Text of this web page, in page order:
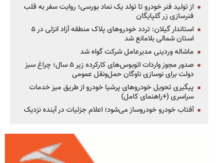
از تولید فنر خودرو تا تولد یک نماد بورسی؛ روایت سفر به قلب
فنرسازی زر گلپایگان
استاندار گیلان: تردد خودروهای پلاک منطقه آزاد انزلی در ۵
استان شمالی بلامانع شد
ماشاله وردینی مدیرعامل شرکت گواه شد
صدور مجوز واردات اتوبوس‌های کارکرده زیر ۵ سال؛ چراغ سبز
دولت برای نوسازی ناوگان حمل‌ونقل عمومی
پیگیری تحویل خودروهای پرشیا خودرو از طریق میز خدمات
سراسری (+راهنمای کامل)
آفتاب خودرو خودروساز می‌شود؛ اعلام جزئیات در آینده نزدیک